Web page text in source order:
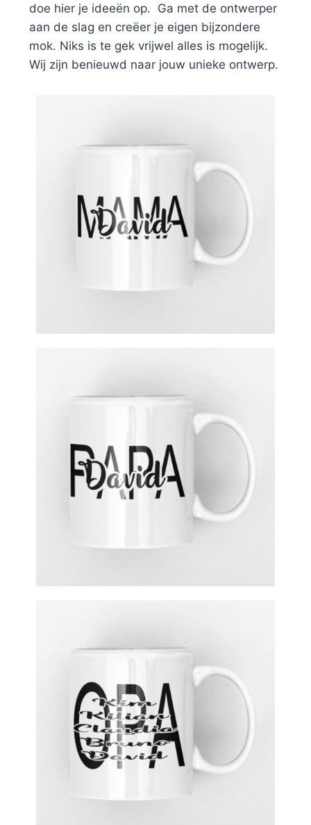
doe hier je ideeën op. Ga met de ontwerper
aan de slag en creëer je eigen bijzondere
mok. Niks is te gek vrijwel alles is mogelijk.
Wij zijn benieuwd naar jouw unieke ontwerp.